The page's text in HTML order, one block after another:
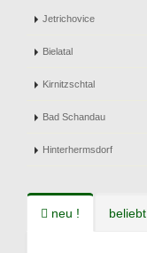
Jetrichovice
Bielatal
Kirnitzschtal
Bad Schandau
Hinterhermsdorf
neu ! beliebt